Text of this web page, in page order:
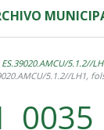
5.1.2//
5.1.2//LH1,